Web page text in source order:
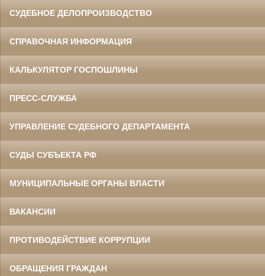
СУДЕБНОЕ ДЕЛОПРОИЗВОДСТВО
СПРАВОЧНАЯ ИНФОРМАЦИЯ
КАЛЬКУЛЯТОР ГОСПОШЛИНЫ
ПРЕСС-СЛУЖБА
УПРАВЛЕНИЕ СУДЕБНОГО ДЕПАРТАМЕНТА
СУДЫ СУБЪЕКТА РФ
МУНИЦИПАЛЬНЫЕ ОРГАНЫ ВЛАСТИ
ВАКАНСИИ
ПРОТИВОДЕЙСТВИЕ КОРРУПЦИИ
ОБРАЩЕНИЯ ГРАЖДАН